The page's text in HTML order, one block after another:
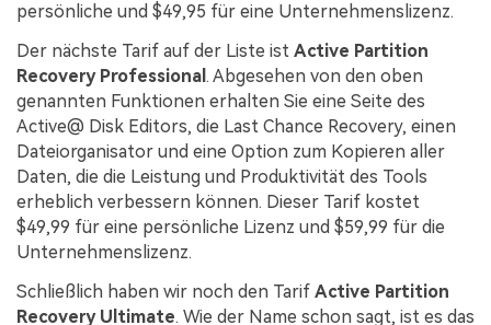
persönliche und $49,95 für eine Unternehmenslizenz.
Der nächste Tarif auf der Liste ist Active Partition
Recovery Professional . Abgesehen von den oben
genannten Funktionen erhalten Sie eine Seite des
Active@ Disk Editors, die Last Chance Recovery, einen
Dateiorganisator und eine Option zum Kopieren aller
Daten, die die Leistung und Produktivität des Tools
erheblich verbessern können. Dieser Tarif kostet
$49,99 für eine persönliche Lizenz und $59,99 für die
Unternehmenslizenz.
Schließlich haben wir noch den Tarif Active Partition
Recovery Ultimate. Wie der Name schon sagt, ist es das